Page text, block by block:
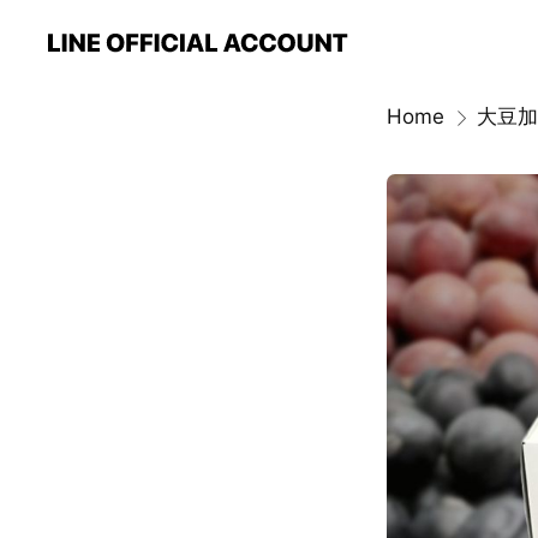
Home 大豆